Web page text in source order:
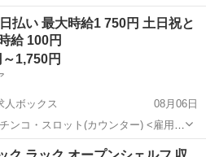
はサビが出てきて1箇所キャスター
せるかもです。 脱衣所や倉庫等にい
収納家具 メタルラック
払い 最大時給1 750円 土日祝と
給 100円
1,750円
人ボックス
08月06日
ンコ・スロット(カウンター) <雇用形
ア・パ]時給1,200円～1,750円 交通